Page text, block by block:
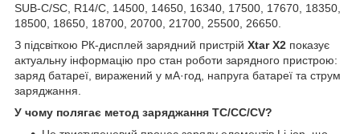
SUB-C/SC, R14/C, 14500, 14650, 16340, 17500, 17670, 18350,
18500, 18650, 18700, 20700, 21700, 25500, 26650.
З підсвіткою РК-дисплей зарядний пристрій Xtar X2 показує
актуальну інформацію про стан роботи зарядного пристрою:
заряд батареї, виражений у мА·год, напруга батареї та струм
заряджання.
У чому полягає метод заряджання TC/CC/CV?